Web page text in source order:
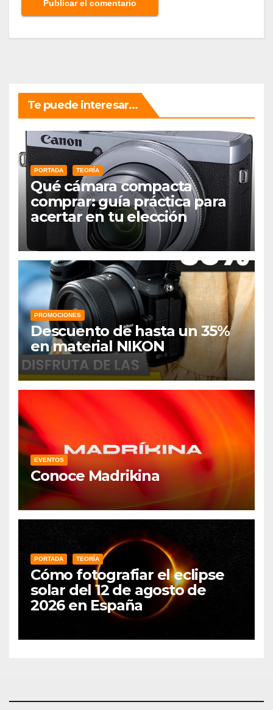
Te puede interesar...
PORTADA TEORÍA
Qué cámara compacta
comprar: guía práctica para
acertar en tu elección
PROMOCIONES
Descuento de hasta un 35%
en material NIKON
EVENTOS
Conoce Madrikina
PORTADA TEORÍA
Cómo fotografiar el eclipse
solar del 12 de agosto de
2026 en España